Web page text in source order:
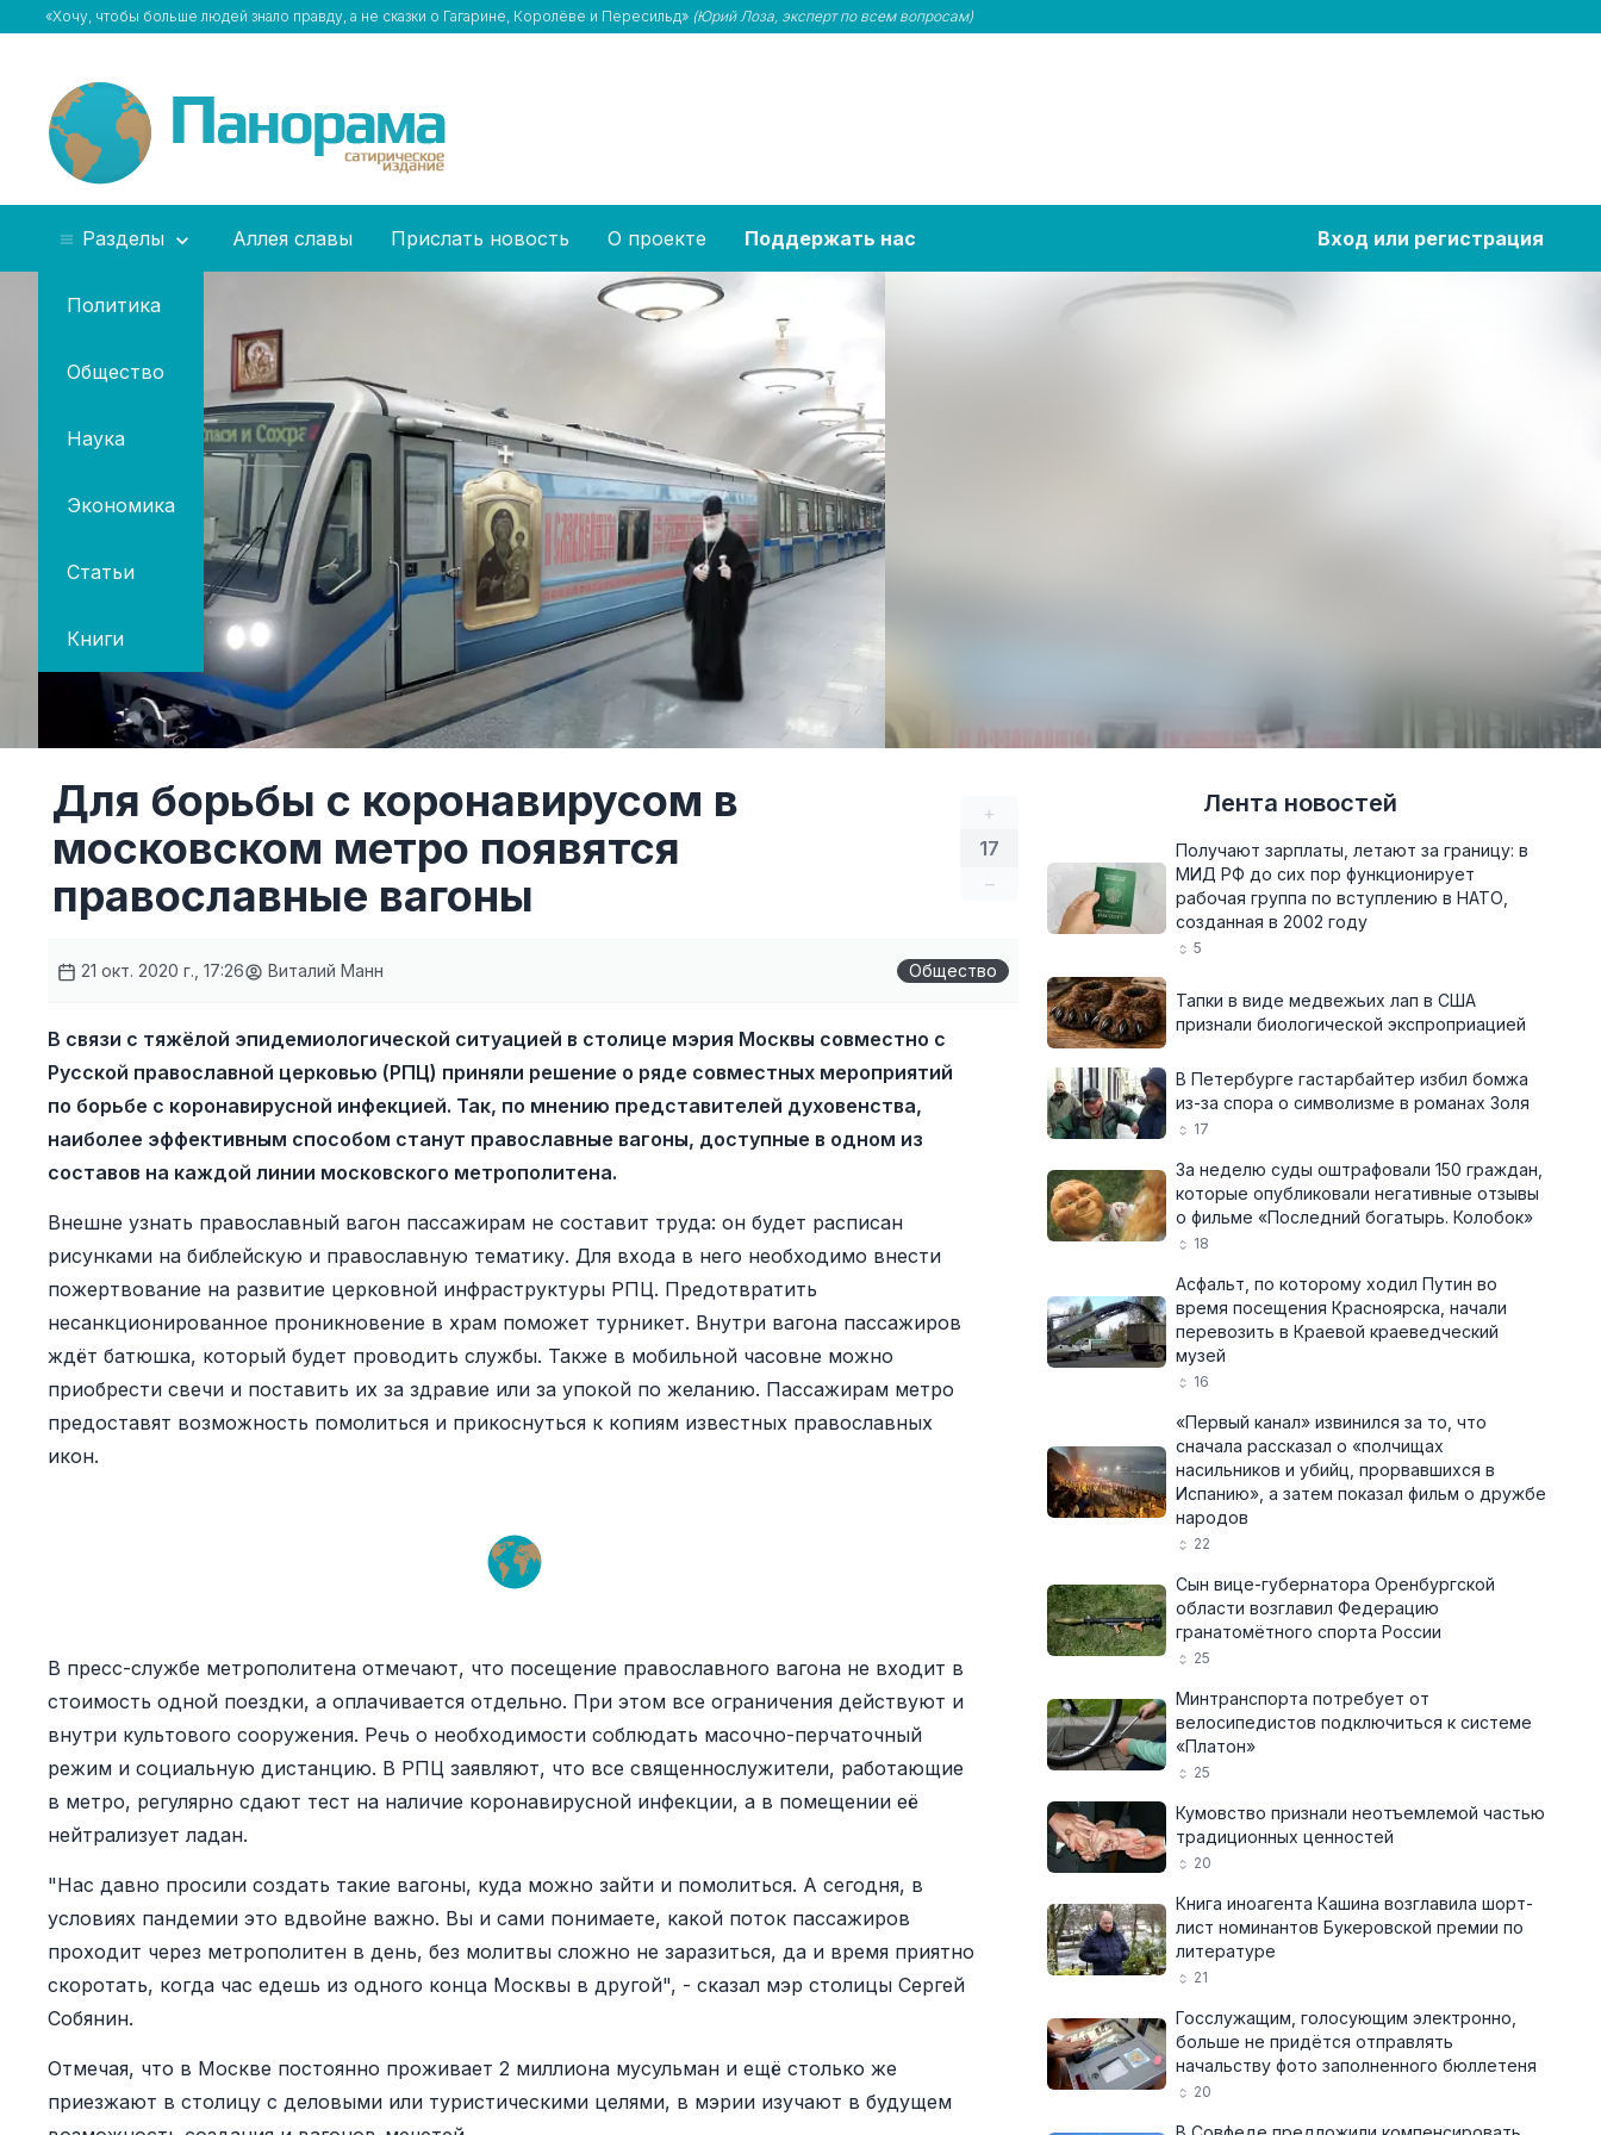
«Хочу, чтобы больше людей знало правду, а не сказки о Гагарине, Королёве и Пересильд» (Юрий Лоза, эксперт по всем вопросам)
Разделы
Политика
Общество
Наука
Экономика
Статьи
Книги
Аллея славы Прислать новость О проекте Поддержать нас Вход или регистрация
+
17
–
Для борьбы с коронавирусом в
московском метро появятся
православные вагоны
21 окт. 2020 г., 17:26 Виталий Манн Общество
В связи с тяжёлой эпидемиологической ситуацией в столице мэрия Москвы совместно с
Русской православной церковью (РПЦ) приняли решение о ряде совместных мероприятий
по борьбе с коронавирусной инфекцией. Так, по мнению представителей духовенства,
наиболее эффективным способом станут православные вагоны, доступные в одном из
составов на каждой линии московского метрополитена.
Внешне узнать православный вагон пассажирам не составит труда: он будет расписан
рисунками на библейскую и православную тематику. Для входа в него необходимо внести
пожертвование на развитие церковной инфраструктуры РПЦ. Предотвратить
несанкционированное проникновение в храм поможет турникет. Внутри вагона пассажиров
ждёт батюшка, который будет проводить службы. Также в мобильной часовне можно
приобрести свечи и поставить их за здравие или за упокой по желанию. Пассажирам метро
предоставят возможность помолиться и прикоснуться к копиям известных православных
икон.
В пресс-службе метрополитена отмечают, что посещение православного вагона не входит в
стоимость одной поездки, а оплачивается отдельно. При этом все ограничения действуют и
внутри культового сооружения. Речь о необходимости соблюдать масочно-перчаточный
режим и социальную дистанцию. В РПЦ заявляют, что все священнослужители, работающие
в метро, регулярно сдают тест на наличие коронавирусной инфекции, а в помещении её
нейтрализует ладан.
"Нас давно просили создать такие вагоны, куда можно зайти и помолиться. А сегодня, в
условиях пандемии это вдвойне важно. Вы и сами понимаете, какой поток пассажиров
проходит через метрополитен в день, без молитвы сложно не заразиться, да и время приятно
скоротать, когда час едешь из одного конца Москвы в другой", - сказал мэр столицы Сергей
Собянин.
Отмечая, что в Москве постоянно проживает 2 миллиона мусульман и ещё столько же
приезжают в столицу с деловыми или туристическими целями, в мэрии изучают в будущем
Лента новостей
Получают зарплаты, летают за границу: в
МИД РФ до сих пор функционирует
рабочая группа по вступлению в НАТО,
созданная в 2002 году
5
Тапки в виде медвежьих лап в США
признали биологической экспроприацией
В Петербурге гастарбайтер избил бомжа
из-за спора о символизме в романах Золя
17
За неделю суды оштрафовали 150 граждан,
которые опубликовали негативные отзывы
о фильме «Последний богатырь. Колобок»
18
Асфальт, по которому ходил Путин во
время посещения Красноярска, начали
перевозить в Краевой краеведческий
музей
16
«Первый канал» извинился за то, что
сначала рассказал о «полчищах
насильников и убийц, прорвавшихся в
Испанию», а затем показал фильм о дружбе
народов
22
Сын вице-губернатора Оренбургской
области возглавил Федерацию
гранатомётного спорта России
25
Минтранспорта потребует от
велосипедистов подключиться к системе
«Платон»
25
Кумовство признали неотъемлемой частью
традиционных ценностей
20
Книга иноагента Кашина возглавила шорт-
лист номинантов Букеровской премии по
литературе
21
Госслужащим, голосующим электронно,
больше не придётся отправлять
начальству фото заполненного бюллетеня
20